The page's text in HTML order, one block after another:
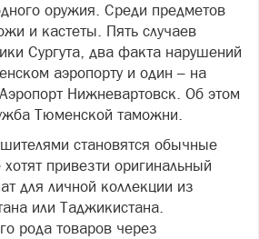
оружия. Среди предметов
и кастеты. Пять случаев
Сургута, два факта нарушений
аэропорту и один – на
Нижневартовск. Об этом
Тюменской таможни.
становятся обычные
привезти оригинальный
для личной коллекции из
или Таджикистана.
рода товаров через